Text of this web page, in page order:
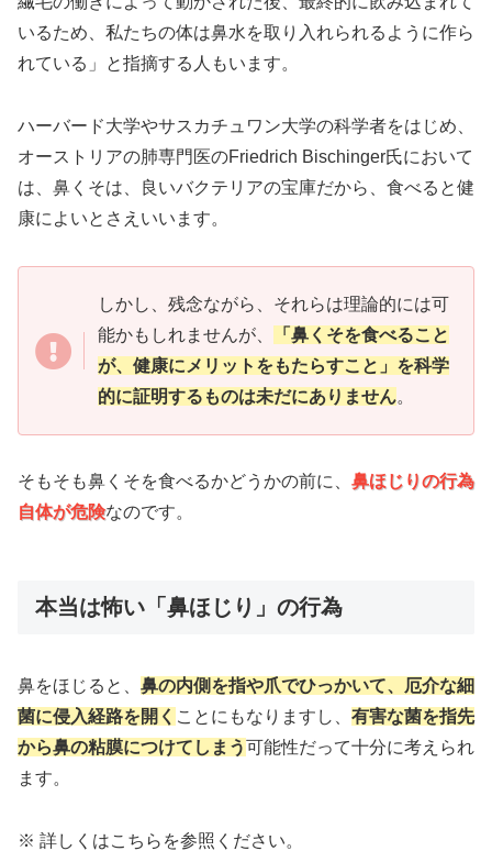
いるため、私たちの体は鼻水を取り入れられるように作ら
れている」と指摘する人もいます。
ハーバード大学やサスカチュワン大学の科学者をはじめ、
オーストリアの肺専門医のFriedrich Bischinger氏において
は、鼻くそは、良いバクテリアの宝庫だから、食べると健
康によいとさえいいます。
しかし、残念ながら、それらは理論的には可
能かもしれませんが、
「鼻くそを食べること
が、健康にメリットをもたらすこと」を科学
的に証明するものは未だにありません。
そもそも鼻くそを食べるかどうかの前に、 鼻ほじりの行為
自体が危険なのです。
本当は怖い「鼻ほじり」の行為
鼻をほじると、 鼻の内側を指や爪でひっかいて、厄介な細
菌に侵入経路を開く ことにもなりますし、 有害な菌を指先
から鼻の粘膜につけてしまう可能性だって十分に考えられ
ます。
※ 詳しくはこちらを参照ください。